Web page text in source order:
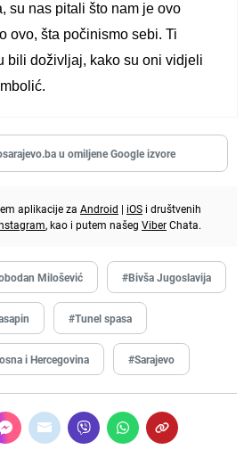
su nas pitali što nam je ovo
ovo, šta počinismo sebi. Ti
bili doživljaj, kako su oni vidjeli
u omiljene Google izvore
aplikacije za Android | iOS i društvenih
, kao i putem našeg ViberChata.
Milošević #Bivša Jugoslavija
#Tunel spasa
i Hercegovina #Sarajevo